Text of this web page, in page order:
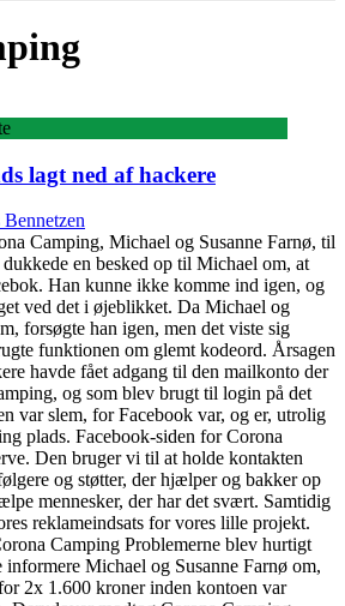
lagt ned af hackere
Camping, Michael og Susanne Farnø, til
en besked op til Michael om, at
Han kunne ikke komme ind igen, og
ved det i øjeblikket. Da Michael og
forsøgte han igen, men det viste sig
funktionen om glemt kodeord. Årsagen
havde fået adgang til den mailkonto der
og som blev brugt til login på det
var slem, for Facebook var, og er, utrolig
plads. Facebook-siden for Corona
Den bruger vi til at holde kontakten
og støtter, der hjælper og bakker op
mennesker, der har det svært. Samtidig
reklameindsats for vores lille projekt.
Camping Problemerne blev hurtigt
Michael og Susanne Farnø om,
2x 1.600 kroner inden kontoen var